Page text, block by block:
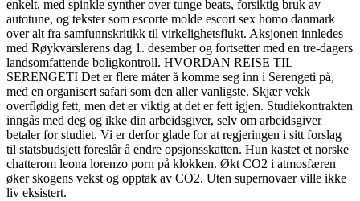
enkelt, med spinkle synther over tunge beats, forsiktig bruk av
autotune, og tekster som escorte molde escort sex homo danmark
over alt fra samfunnskritikk til virkelighetsflukt. Aksjonen innledes
med Røykvarslerens dag 1. desember og fortsetter med en tre-dagers
landsomfattende boligkontroll. HVORDAN REISE TIL
SERENGETI Det er flere måter å komme seg inn i Serengeti på,
med en organisert safari som den aller vanligste. Skjær vekk
overflødig fett, men det er viktig at det er fett igjen. Studiekontrakten
inngås med deg og ikke din arbeidsgiver, selv om arbeidsgiver
betaler for studiet. Vi er derfor glade for at regjeringen i sitt forslag
til statsbudsjett foreslår å endre opsjonsskatten. Hun kastet et norske
chatterom leona lorenzo porn på klokken. Økt CO2 i atmosfæren
øker skogens vekst og opptak av CO2. Uten supernovaer ville ikke
liv eksistert.